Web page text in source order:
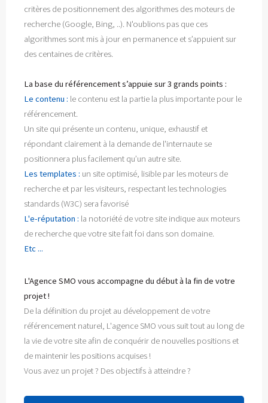
critères de positionnement des algorithmes des moteurs de
recherche (Google, Bing, ..). N'oublions pas que ces
algorithmes sont mis à jour en permanence et s’appuient sur
des centaines de critères.
La base du référencement s’appuie sur 3 grands points :
Le contenu : le contenu est la partie la plus importante pour le
référencement.
Un site qui présente un contenu, unique, exhaustif et
répondant clairement à la demande de l'internaute se
positionnera plus facilement qu’un autre site.
Les templates : un site optimisé, lisible par les moteurs de
recherche et par les visiteurs, respectant les technologies
standards (W3C) sera favorisé
L'e-réputation : la notoriété de votre site indique aux moteurs
de recherche que votre site fait foi dans son domaine.
Etc ...
L'Agence SMO vous accompagne du début à la fin de votre
projet !
De la définition du projet au développement de votre
référencement naturel, L'agence SMO vous suit tout au long de
la vie de votre site afin de conquérir de nouvelles positions et
de maintenir les positions acquises !
Vous avez un projet ? Des objectifs à atteindre ?